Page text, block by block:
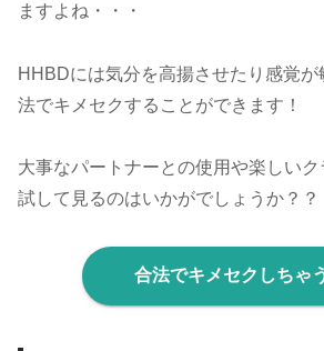
ますよね・・・
HHBDには気分を高揚させたり感覚
法でキメセクすることができます！
大事なパートナーとの使用や楽しい
試して見るのはいかがでしょうか？？
合法でキメセクしちゃ